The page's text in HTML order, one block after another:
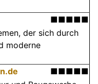
■■■■■
der sich durch
moderne
■■■■■